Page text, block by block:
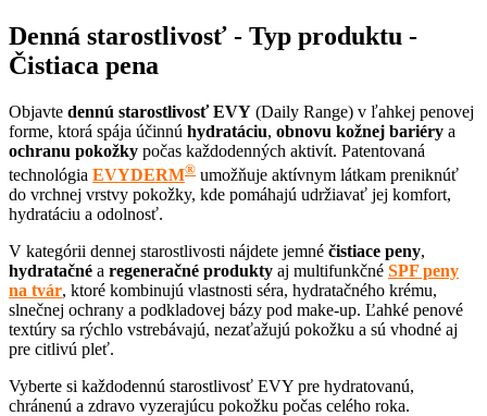
Denná starostlivosť - Typ produktu -
Čistiaca pena
Objavte dennú starostlivosť EVY (Daily Range) v ľahkej penovej
forme, ktorá spája účinnú hydratáciu, obnovu kožnej bariéry a
ochranu pokožky počas každodenných aktivít. Patentovaná
technológia EVYDERM® umožňuje aktívnym látkam preniknúť
do vrchnej vrstvy pokožky, kde pomáhajú udržiavať jej komfort,
hydratáciu a odolnosť.
V kategórii dennej starostlivosti nájdete jemné čistiace peny,
hydratačné a regeneračné produkty aj multifunkčné SPF peny
na tvár, ktoré kombinujú vlastnosti séra, hydratačného krému,
slnečnej ochrany a podkladovej bázy pod make-up. Ľahké penové
textúry sa rýchlo vstrebávajú, nezaťažujú pokožku a sú vhodné aj
pre citlivú pleť.
Vyberte si každodennú starostlivosť EVY pre hydratovanú,
chránenú a zdravo vyzerajúcu pokožku počas celého roka.